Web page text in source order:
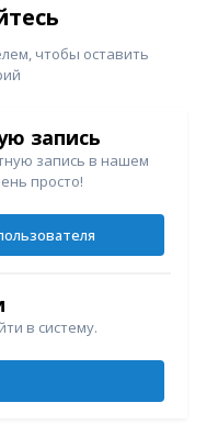
чтобы оставить
запись
запись в нашем
просто!
в систему.